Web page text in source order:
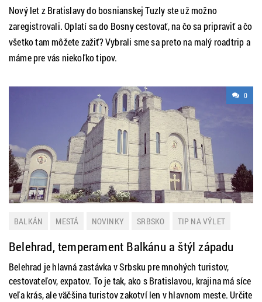
Nový let z Bratislavy do bosnianskej Tuzly ste už možno
zaregistrovali. Oplatí sa do Bosny cestovať, na čo sa pripraviť a čo
všetko tam môžete zažiť? Vybrali sme sa preto na malý roadtrip a
máme pre vás niekoľko tipov.
0
BALKÁN MESTÁ NOVINKY SRBSKO TIP NA VÝLET
Belehrad, temperament Balkánu a štýl západu
Belehrad je hlavná zastávka v Srbsku pre mnohých turistov,
cestovateľov, expatov. To je tak, ako s Bratislavou, krajina má síce
veľa krás, ale väčšina turistov zakotví len v hlavnom meste. Určite